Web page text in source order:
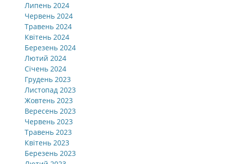
Липень 2024
Червень 2024
Травень 2024
Квітень 2024
Березень 2024
Лютий 2024
Січень 2024
Грудень 2023
Листопад 2023
Жовтень 2023
Вересень 2023
Червень 2023
Травень 2023
Квітень 2023
Березень 2023